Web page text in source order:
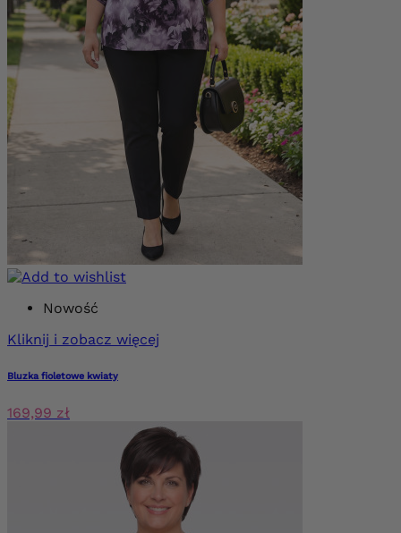
Nowość
Kliknij i zobacz więcej
Bluzka fioletowe kwiaty
169,99 zł